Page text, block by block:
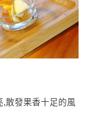
,散發果香十足的風